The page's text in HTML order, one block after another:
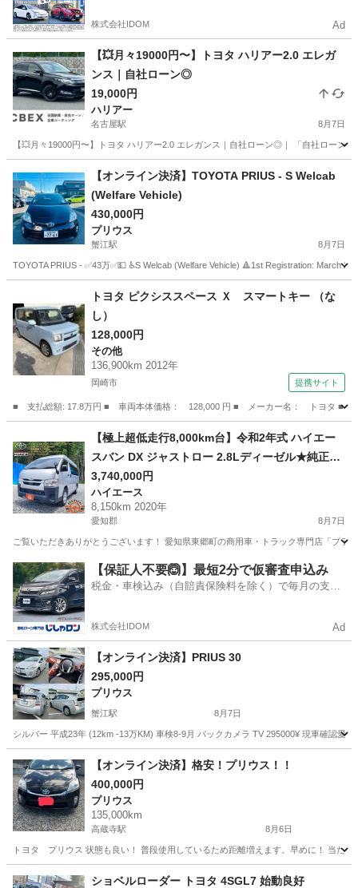
株式会社IDOM Ad
【💥月々19000円〜】トヨタ ハリアー2.0 エレガ
ンス｜自社ローン◎
19,000円
ハリアー
名古屋駅 8月7日
【💥月々19000円〜】トヨタ ハリアー2.0 エレガンス｜自社ローン◎｜ 「自社ローン
名古屋駅 ハリアー
【オンライン決済】TOYOTA PRIUS - S Welcab
(Welfare Vehicle)
430,000円
プリウス
蟹江駅 8月7日
TOYOTA PRIUS - ✅43万✅💵 ♿️S Welcab (Welfare Vehicle) 🔺1st Registration: March
蟹江駅
トヨタ ピクシススペース Ｘ スマートキー （な
し）
128,000円
その他
136,900km 2012年
岡崎市 提携サイト
■ 支払総額: 17.8万円 ■ 車両本体価格： 128,000 円 ■ メーカー名： トヨタ
その他
【極上超低走行8,000km台】令和2年式 ハイエー
スバン DX ジャストロー 2.8Lディーゼル★純正ナ
ビ・バックカメラ・クリアランスソナー・ETC
付！状態抜群の働く車！
3,740,000円
ハイエース
8,150km 2020年
愛知郡 8月7日
ご覧いただきありがとうございます！ 愛知県東郷町の商用車・トラック専門店「プ
愛知 愛知郡 ハイエース 車両
【保証人不要🙆】最短2分で仮審査申込み
税金・車検込み（自賠責保険料を除く）で毎月の支払
株式会社IDOM Ad
【オンライン決済】PRIUS 30
295,000円
プリウス
蟹江駅 8月7日
シルバー 平成23年 (12km -13万KM) 車検8-9月 バックカメラ TV 295000¥ 現車確認愛
愛知 あま市 蟹江駅 プリウス
【オンライン決済】格安！プリウス！！
400,000円
プリウス
135,000km
高蔵寺駅 8月6日
トヨタ プリウス 状態も良い！ 普段使用しているため距離増えます。早めに！ 当た
愛知 春日井市 高蔵寺駅 プリウス
ショベルローダー トヨタ 4SGL7 始動良好